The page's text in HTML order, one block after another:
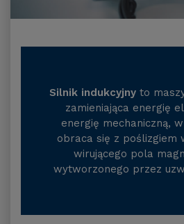
Silnik indukcyjny to
zamieniająca energię
energię mechaniczną,
obraca się z poślizgiem
wirującego pola
wytworzonego przez